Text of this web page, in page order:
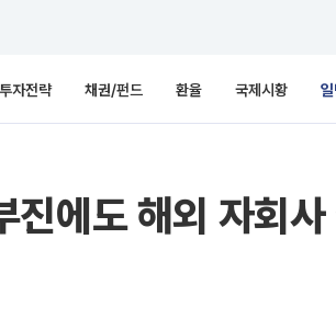
투자전략 채권/펀드 환율 국제시황
에도 해외 자회